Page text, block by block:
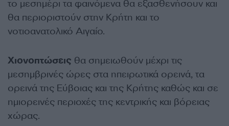
το μεσημέρι τα φαινόμενα θα εξασθενήσουν και
θα περιοριστούν στην Κρήτη και το
νοτιοανατολικό Αιγαίο.
Χιονοπτώσεις θα σημειωθούν μέχρι τις
μεσημβρινές ώρες στα ηπειρωτικά ορεινά, τα
ορεινά της Εύβοιας και της Κρήτης καθώς και σε
ημιορεινές περιοχές της κεντρικής και βόρειας
χώρας.